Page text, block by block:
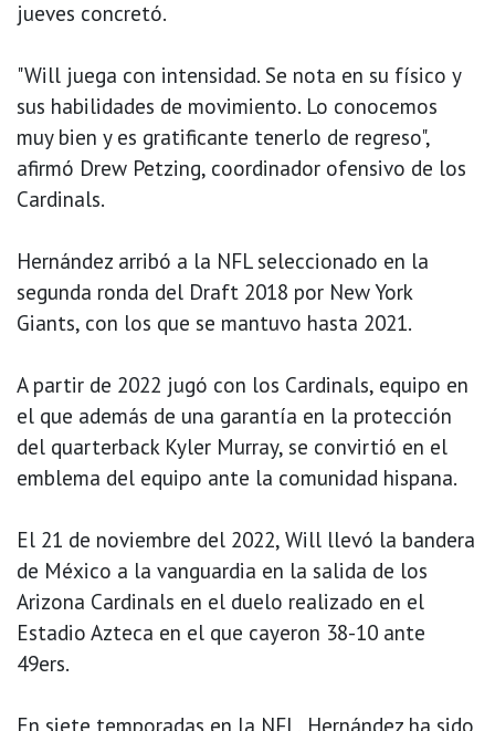
jueves concretó.
"Will juega con intensidad. Se nota en su físico y
sus habilidades de movimiento. Lo conocemos
muy bien y es gratificante tenerlo de regreso",
afirmó Drew Petzing, coordinador ofensivo de los
Cardinals.
Hernández arribó a la NFL seleccionado en la
segunda ronda del Draft 2018 por New York
Giants, con los que se mantuvo hasta 2021.
A partir de 2022 jugó con los Cardinals, equipo en
el que además de una garantía en la protección
del quarterback Kyler Murray, se convirtió en el
emblema del equipo ante la comunidad hispana.
El 21 de noviembre del 2022, Will llevó la bandera
de México a la vanguardia en la salida de los
Arizona Cardinals en el duelo realizado en el
Estadio Azteca en el que cayeron 38-10 ante
49ers.
En siete temporadas en la NFL, Hernández ha sido